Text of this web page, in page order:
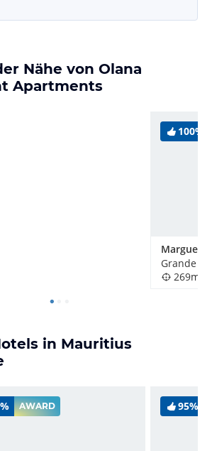
Nähe von Olana
Apartments
100%
Marguery
Grande
269m
in Mauritius
AWARD 95%